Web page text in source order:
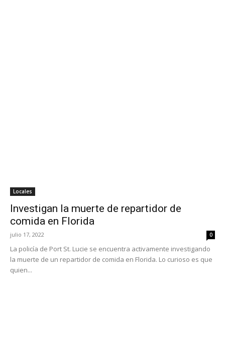
Locales
Investigan la muerte de repartidor de
comida en Florida
julio 17, 2022 0
La policía de Port St. Lucie se encuentra activamente investigando
la muerte de un repartidor de comida en Florida. Lo curioso es que
quien...